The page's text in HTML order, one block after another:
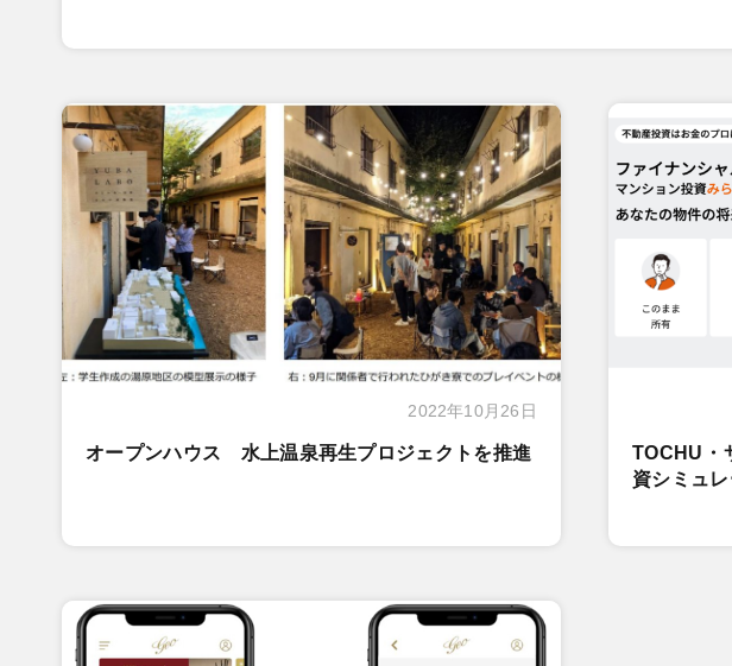
2022年10月26日
オープンハウス 水上温泉再生プロジェクトを推進
TOCHU・
資シミュ